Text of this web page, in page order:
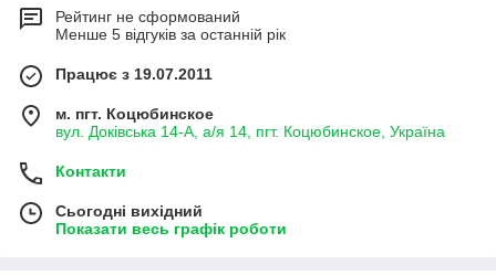
Рейтинг не сформований
Менше 5 відгуків за останній рік
Працює з 19.07.2011
м. пгт. Коцюбинское
вул. Доківська 14-А, а/я 14, пгт. Коцюбинское, Україна
Контакти
Сьогодні вихідний
Показати весь графік роботи